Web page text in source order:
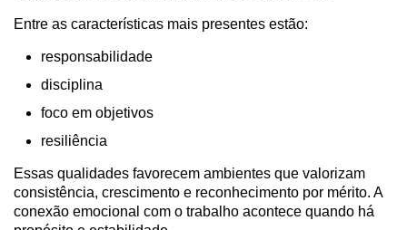
Entre as características mais presentes estão:
responsabilidade
disciplina
foco em objetivos
resiliência
Essas qualidades favorecem ambientes que valorizam
consistência, crescimento e reconhecimento por mérito. A
conexão emocional com o trabalho acontece quando há